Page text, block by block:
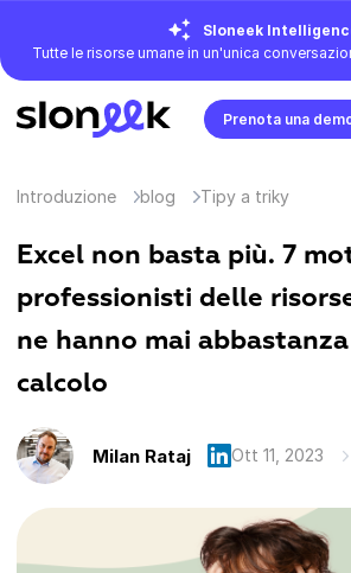
Sloneek
Tutte le risorse umane in un'unica
Prenota una
Introduzione blog Tipy a triky
Excel non basta più. 7
professionisti delle
ne hanno mai
calcolo
Milan Rataj Ott 11, 2023